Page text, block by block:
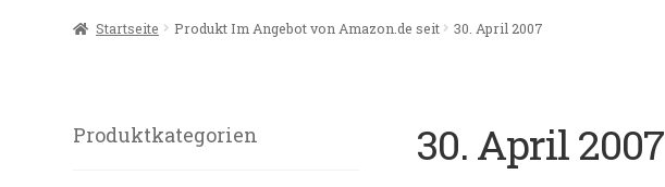
Start Angellinks Angelreisen Angelvideos Datenschutz Impressum
Startseite Produkt Im Angebot von Amazon.de seit 30. April 2007
30. April 2007
Produktkategorien